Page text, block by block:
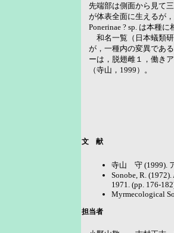
先端部は側面から見て
が体表全面に生えるが
Ponerinae ? sp. は本種に
和名一覧（日本蟻類研
が，一種内の変異であ
ーは，脱翅雌１，働き
（寺山，1999）。
文 献
寺山 守 (1999).
Sonobe, R.
1971. (pp. 176-
Myrmecological
担当者